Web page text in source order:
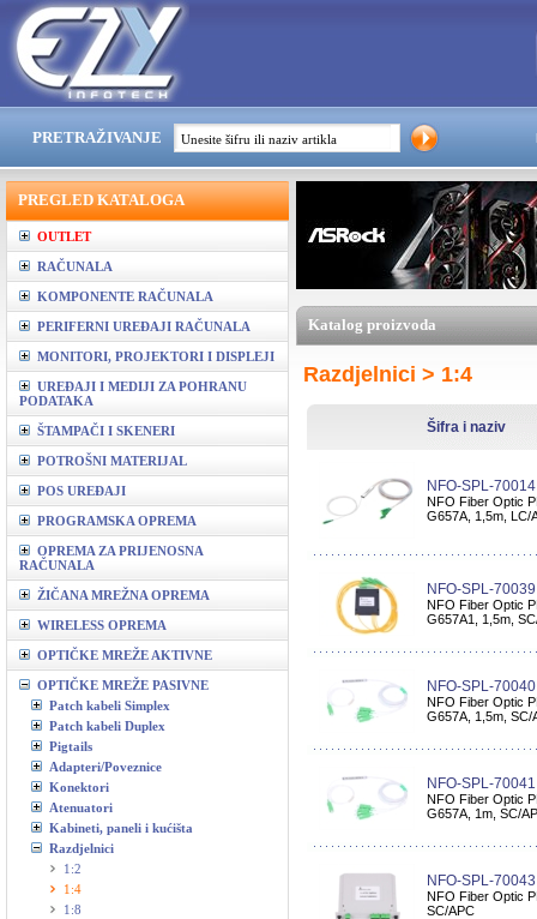
PRETRAŽIVANJE
PREGLED KATALOGA
OUTLET
RAČUNALA
KOMPONENTE RAČUNALA
PERIFERNI UREĐAJI RAČUNALA
MONITORI, PROJEKTORI I DISPLEJI
UREĐAJI I MEDIJI ZA POHRANU
PODATAKA
ŠTAMPAČI I SKENERI
POTROŠNI MATERIJAL
POS UREĐAJI
PROGRAMSKA OPREMA
OPREMA ZA PRIJENOSNA
RAČUNALA
ŽIČANA MREŽNA OPREMA
WIRELESS OPREMA
OPTIČKE MREŽE AKTIVNE
OPTIČKE MREŽE PASIVNE
Patch kabeli Simplex
Patch kabeli Duplex
Pigtails
Adapteri/Poveznice
Konektori
Atenuatori
Kabineti, paneli i kućišta
Razdjelnici
1:2
1:4
1:8
Katalog proizvoda
Razdjelnici > 1:4
Šifra i naziv
NFO-SPL-70014
NFO Fiber Optic
G657A, 1,5m, LC/
NFO-SPL-70039
NFO Fiber Optic
G657A1, 1,5m,
NFO-SPL-70040
NFO Fiber Optic
G657A, 1,5m, SC/
NFO-SPL-70041
NFO Fiber Optic
G657A, 1m, SC/
NFO-SPL-70043
NFO Fiber Optic
SC/APC